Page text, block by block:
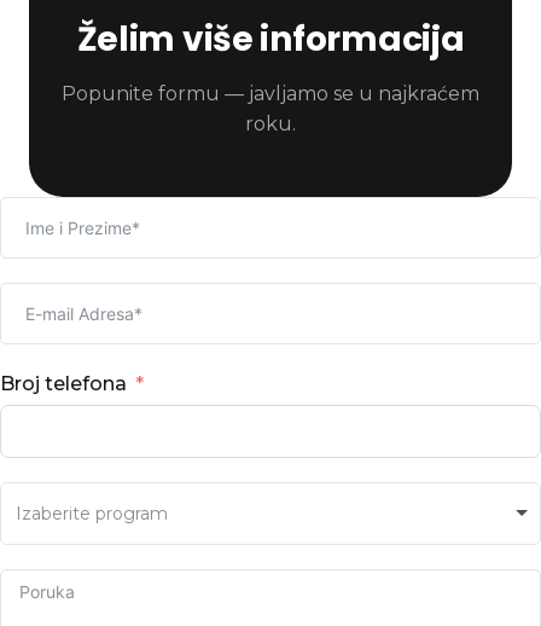
Želim više informacija
Popunite formu — javljamo se u najkraćem
roku.
Broj telefona
Izaberite program